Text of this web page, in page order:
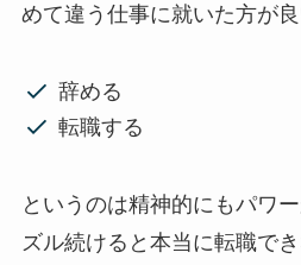
めて違う仕事に就いた方が良
辞める
転職する
というのは精神的にもパワ
ズル続けると本当に転職で